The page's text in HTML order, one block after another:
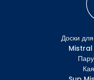
Доски
Mistral